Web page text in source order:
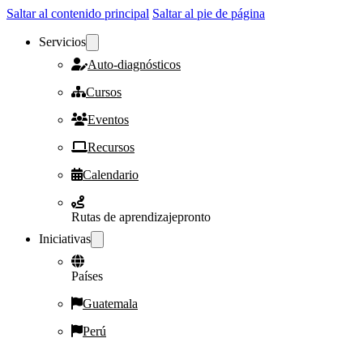
Saltar al contenido principal Saltar al pie de página
Servicios
Auto-diagnósticos
Cursos
Eventos
Recursos
Calendario
Rutas de aprendizajepronto
Iniciativas
Países
Guatemala
Perú